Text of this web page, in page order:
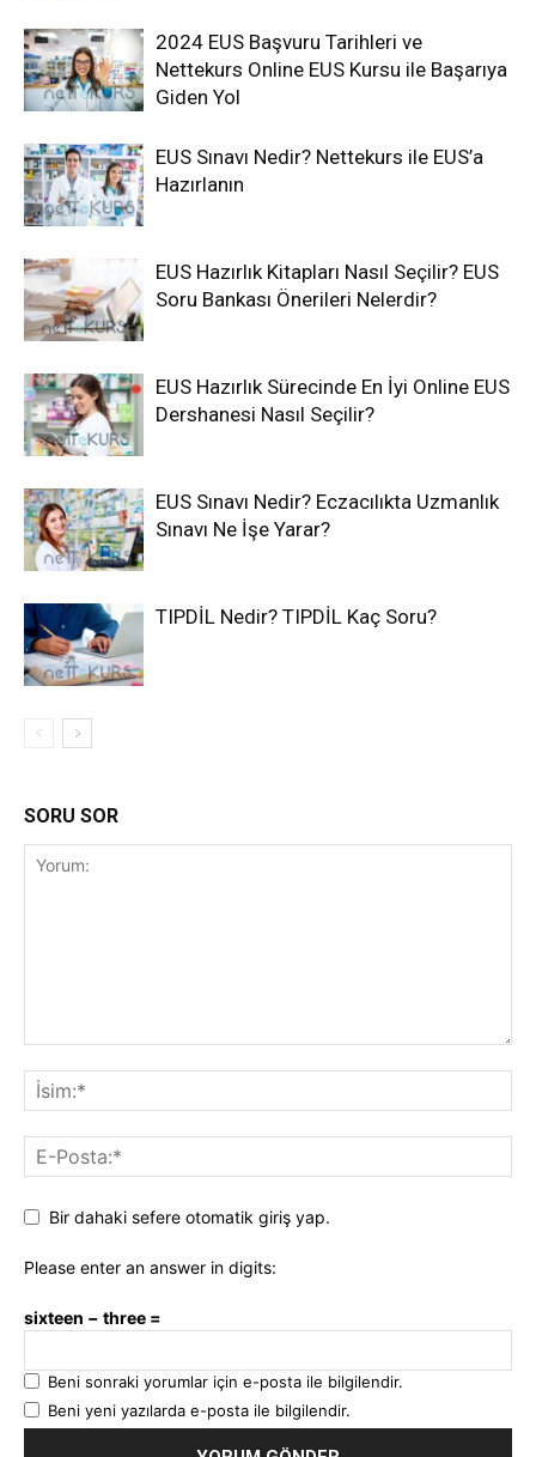
2024 EUS Başvuru Tarihleri ve
Nettekurs Online EUS Kursu ile Başarıya
Giden Yol
EUS Sınavı Nedir? Nettekurs ile EUS’a
Hazırlanın
EUS Hazırlık Kitapları Nasıl Seçilir? EUS
Soru Bankası Önerileri Nelerdir?
EUS Hazırlık Sürecinde En İyi Online EUS
Dershanesi Nasıl Seçilir?
EUS Sınavı Nedir? Eczacılıkta Uzmanlık
Sınavı Ne İşe Yarar?
TIPDİL Nedir? TIPDİL Kaç Soru?
SORU SOR
Bir dahaki sefere otomatik giriş yap.
Please enter an answer in digits:
sixteen − three =
Beni sonraki yorumlar için e-posta ile bilgilendir.
Beni yeni yazılarda e-posta ile bilgilendir.